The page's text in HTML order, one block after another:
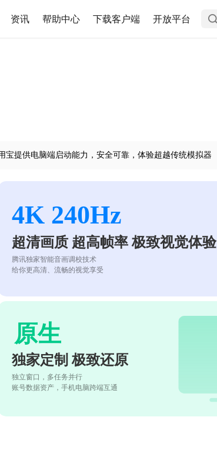
资讯 帮助中心 下载客户端 开放平台
宝提供电脑端启动能力，安全可靠，体验超越传统模拟器
4K 240Hz
超清画质 超高帧率 极致视觉体验
腾讯独家智能音画调校技术
给你更高清、流畅的视觉享受
原生
独家定制 极致还原
独立窗口，多任务并行
账号数据资产，手机电脑跨端互通